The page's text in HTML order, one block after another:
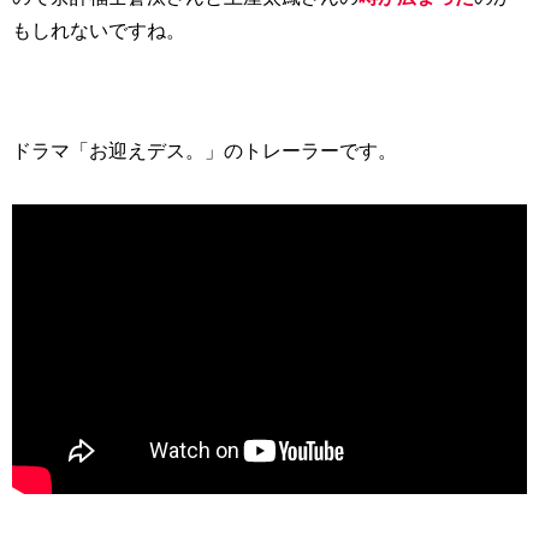
もしれないですね。
ドラマ「お迎えデス。」のトレーラーです。